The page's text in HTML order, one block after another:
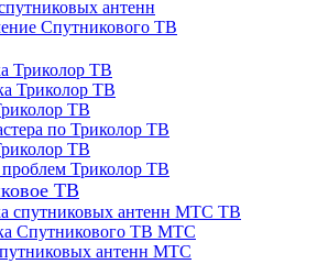
антенн
Спутникового ТВ
Триколор ТВ
Триколор ТВ
ТВ
по Триколор ТВ
ТВ
Триколор ТВ
ТВ
спутниковых антенн МТС ТВ
Спутникового ТВ МТС
антенн МТС